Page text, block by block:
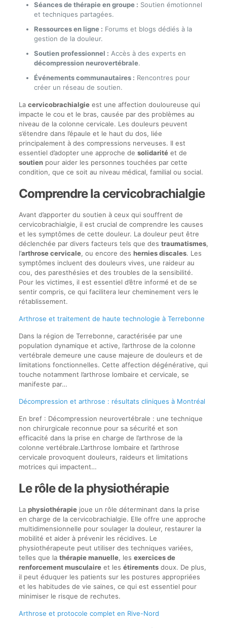
Séances de thérapie en groupe : Soutien émotionnel
et techniques partagées.
Ressources en ligne : Forums et blogs dédiés à la
gestion de la douleur.
Soutien professionnel : Accès à des experts en
décompression neurovertébrale.
Événements communautaires : Rencontres pour
créer un réseau de soutien.
La cervicobrachialgieest une affection douloureuse qui
impacte le cou et le bras, causée par des problèmes au
niveau de la colonne cervicale. Les douleurs peuvent
s’étendre dans l’épaule et le haut du dos, liée
principalement à des compressions nerveuses. Il est
essentiel d’adopter une approche de solidaritéet de
soutienpour aider les personnes touchées par cette
condition, que ce soit au niveau médical, familial ou social.
Comprendre la cervicobrachialgie
Avant d’apporter du soutien à ceux qui souffrent de
cervicobrachialgie, il est crucial de comprendre les causes
et les symptômes de cette douleur. La douleur peut être
déclenchée par divers facteurs tels que des traumatismes,
l’arthrose cervicale, ou encore des hernies discales. Les
symptômes incluent des douleurs vives, une raideur au
cou, des paresthésies et des troubles de la sensibilité.
Pour les victimes, il est essentiel d’être informé et de se
sentir compris, ce qui facilitera leur cheminement vers le
rétablissement.
Arthrose et traitement de haute technologie à Terrebonne
Dans la région de Terrebonne, caractérisée par une
population dynamique et active, l’arthrose de la colonne
vertébrale demeure une cause majeure de douleurs et de
limitations fonctionnelles. Cette affection dégénérative, qui
touche notamment l’arthrose lombaire et cervicale, se
manifeste par…
Décompression et arthrose : résultats cliniques à Montréal
En bref : Décompression neurovertébrale : une technique
non chirurgicale reconnue pour sa sécurité et son
efficacité dans la prise en charge de l’arthrose de la
colonne vertébrale.L’arthrose lombaire et l’arthrose
cervicale provoquent douleurs, raideurs et limitations
motrices qui impactent…
Le rôle de la physiothérapie
La physiothérapiejoue un rôle déterminant dans la prise
en charge de la cervicobrachialgie. Elle offre une approche
multidimensionnelle pour soulager la douleur, restaurer la
mobilité et aider à prévenir les récidives. Le
physiothérapeute peut utiliser des techniques variées,
telles que la thérapie manuelle, les exercices de
renforcement musculaireet les étirementsdoux. De plus,
il peut éduquer les patients sur les postures appropriées
et les habitudes de vie saines, ce qui est essentiel pour
minimiser le risque de rechutes.
Arthrose et protocole complet en Rive-Nord